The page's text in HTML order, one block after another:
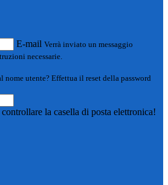
E-mail Verrà inviato un messaggio
necessarie.
nome utente? Effettua il reset della password
la casella di posta elettronica!